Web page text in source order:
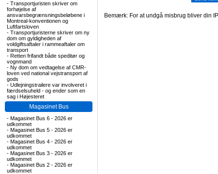
- Transportjuristen skriver om
forhøjelse af
ansvarsbegrænsningsbeløbene i
Montreal-konventionen og
Luftfartsloven
- Transportjuristerne skriver om ny
dom om gyldigheden af
voldgiftsaftaler i rammeaftaler om
transport
- Retten frifandt både speditør og
vognmand
- Ny dom om vedtagelse af CMR-
loven ved national vejstransport af
gods
- Udlejningstrailere var involveret i
færdselsuheld - og ender som en
sag i Højesteret
Magasinet Bus
- Magasinet Bus 6 - 2026 er
udkommet
- Magasinet Bus 5 - 2026 er
udkommet
- Magasinet Bus 4 - 2026 er
udkommet
- Magasinet Bus 3 - 2026 er
udkommet
- Magasinet Bus 2 - 2026 er
udkommet
Bemærk: For at undgå misbrug bliver din